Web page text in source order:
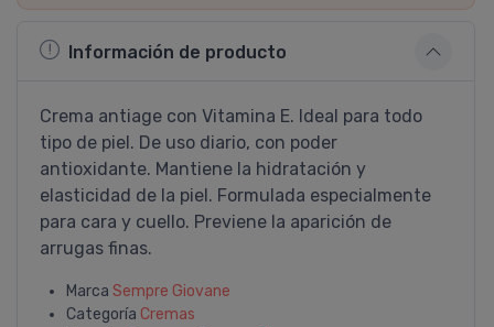
Información de producto
Crema antiage con Vitamina E. Ideal para todo
tipo de piel. De uso diario, con poder
antioxidante. Mantiene la hidratación y
elasticidad de la piel. Formulada especialmente
para cara y cuello. Previene la aparición de
arrugas finas.
Marca Sempre Giovane
Categoría Cremas